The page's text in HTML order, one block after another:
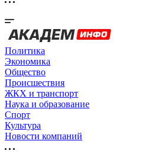
Политика
Экономика
Общество
Происшествия
ЖКХ и транспорт
Наука и образование
Спорт
Культура
Новости компаний